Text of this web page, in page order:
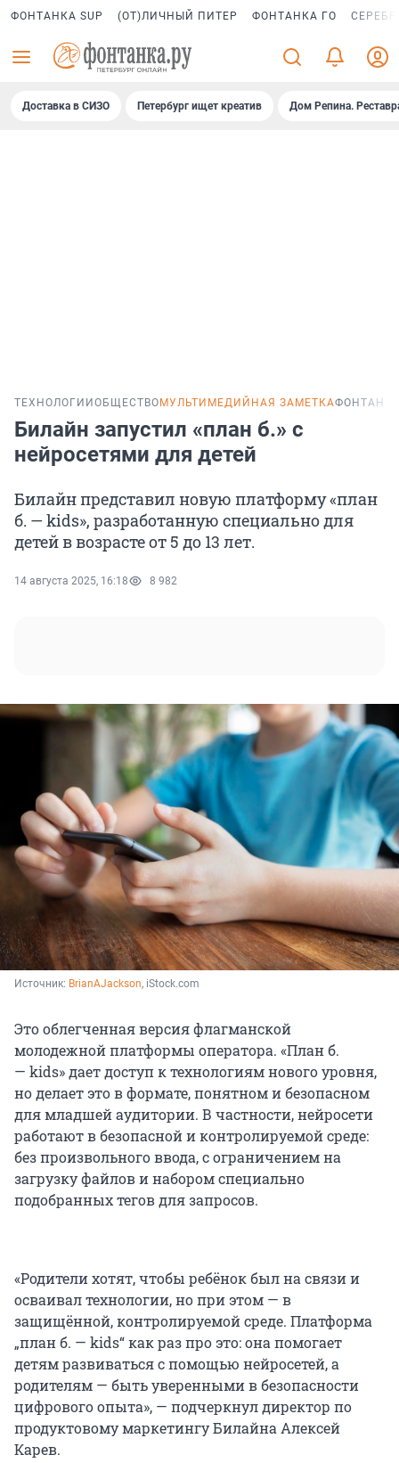
ФОНТАНКА SUP (ОТ)ЛИЧНЫЙ ПИТЕР ФОНТАНКА ГО
Доставка в СИЗО Петербург ищет креатив Дом Репина.
ТЕХНОЛОГИИ ОБЩЕСТВО МУЛЬТИМЕДИЙНАЯ ЗАМЕТКАФОНТАНКА
Билайн запустил «план б.» с
нейросетями для детей
Билайн представил новую платформу «план
б. — kids», разработанную специально для
детей в возрасте от 5 до 13 лет.
14 августа 2025, 16:18 8 982
Источник: BrianAJackson, iStock.com
Это облегченная версия флагманской
молодежной платформы оператора. «План б.
— kids» дает доступ к технологиям нового уровня,
но делает это в формате, понятном и безопасном
для младшей аудитории. В частности, нейросети
работают в безопасной и контролируемой среде:
без произвольного ввода, с ограничением на
загрузку файлов и набором специально
подобранных тегов для запросов.
«Родители хотят, чтобы ребёнок был на связи и
осваивал технологии, но при этом — в
защищённой, контролируемой среде. Платформа
„план б. — kids“ как раз про это: она помогает
детям развиваться с помощью нейросетей, а
родителям — быть уверенными в безопасности
цифрового опыта», — подчеркнул директор по
продуктовому маркетингу Билайна Алексей
Карев.